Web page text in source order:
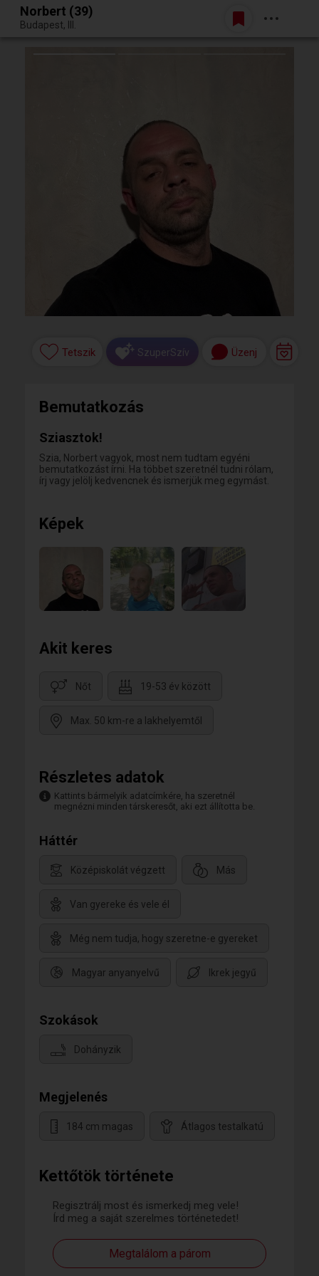
Egy jó randiból bármi lehet.
Belépés
Norbert (39)
Budapest, III.
Kettőtök története
Regisztrálj most és ismerkedj meg vele!
Írd meg a saját szerelmes történetedet!
Megtalálom a párom
Tetszik SzuperSzív Üzenj
Bemutatkozás
Sziasztok!
Szia, Norbert vagyok, most nem tudtam egyéni
bemutatkozást írni. Ha többet szeretnél tudni rólam,
írj vagy jelölj kedvencnek és ismerjük meg egymást.
Képek
Akit keres
Nőt 19-53 év között
Max. 50 km-re a lakhelyemtől
Részletes adatok
Kattints bármelyik adatcímkére, ha szeretnél
megnézni minden társkeresőt, aki ezt állította be.
Háttér
Középiskolát végzett Más
Van gyereke és vele él
Még nem tudja, hogy szeretne-e gyereket
Magyar anyanyelvű Ikrek jegyű
Szokások
Dohányzik
Megjelenés
184 cm magas Átlagos testalkatú